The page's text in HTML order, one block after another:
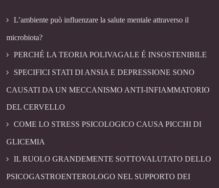
L’ambiente può influenzare la salute mentale attraverso il
microbiota?
PERCHÉ LA TEORIA POLIVAGALE É INSOSTENIBILE
SPECIFICI STATI DI ANSIA E DEPRESSIONE SONO
CAUSATI DA UN MECCANISMO ANTI-INFIAMMATORIO
DEL CERVELLO
COME LO STRESS PSICOLOGICO CAUSA PICCHI DI
GLICEMIA
IL RUOLO GRANDEMENTE SOTTOVALUTATO DELLO
PSICOGASTROENTEROLOGO NEL SUPPORTO DEI